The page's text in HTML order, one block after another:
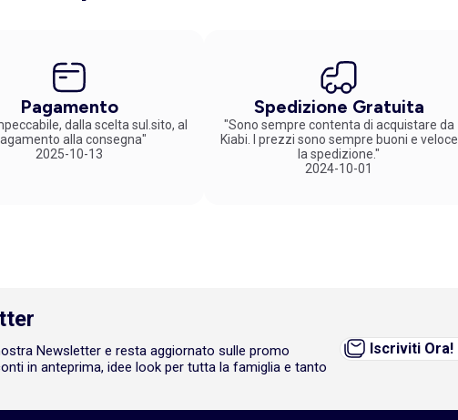
Pagamento
dalla scelta sul.sito, al
alla consegna"
2025-10-13
Spedizione Gratuita
"Sono sempre contenta di acquistare da
Kiabi. I prezzi sono sempre buoni e veloce
la spedizione."
2024-10-01
Newsletter e resta aggiornato sulle promo
in anteprima, idee look per tutta la famiglia e tanto
Iscriviti Ora!